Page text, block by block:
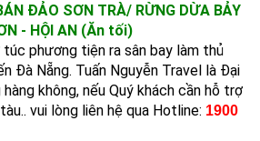
ĐẢO SƠN TRÀ/ RỪNG DỪA BẢY
- HỘI AN (Ăn tối)
phương tiện ra sân bay làm thủ
Đà Nẵng. Tuấn Nguyễn Travel là Đại
không, nếu Quý khách cần hỗ trợ
vui lòng liên hệ qua Hotline: 1900